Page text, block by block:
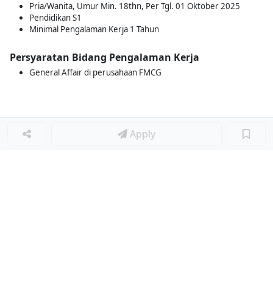
Pria/Wanita, Umur Min. 18thn, Per Tgl. 01 Oktober 2025
Pendidikan S1
Minimal Pengalaman Kerja 1 Tahun
Persyaratan Bidang Pengalaman Kerja
General Affair di perusahaan FMCG
Apply